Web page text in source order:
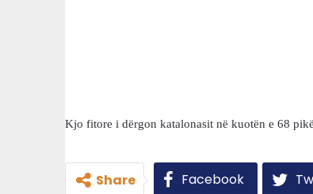
Kjo fitore i dërgon katalonasit në kuotën e 68
Share Facebook